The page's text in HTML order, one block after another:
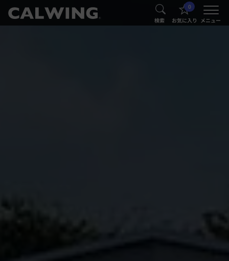
® 検索
0
お気に入り メニュー
®